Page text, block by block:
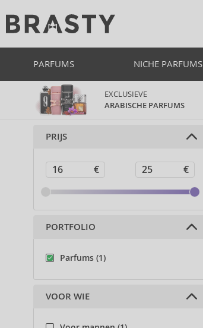
PARFUMS NICHE PARFUMS
EXCLUSIEVE
ARABISCHE PARFUMS
PRIJS
PORTFOLIO
Parfums (1)
VOOR WIE